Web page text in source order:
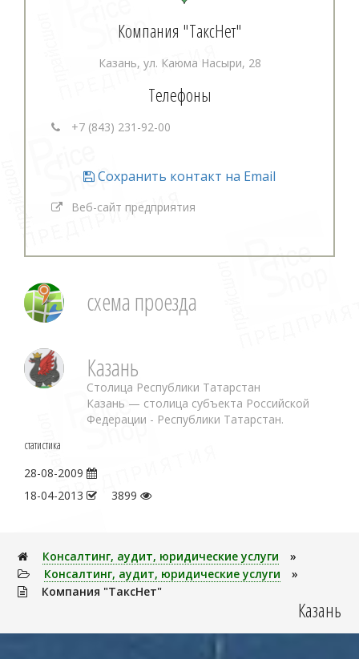
Компания "ТаксНет"
Казань, ул. Каюма Насыри, 28
Телефоны
+7 (843) 231-92-00
Сохранить контакт на Email
Веб-сайт предприятия
схема проезда
Казань
Столица Республики Татарстан
Казань — столица субъекта Российской
Федерации - Республики Татарстан.
статистика
28-08-2009
18-04-2013
3899
Консалтинг, аудит, юридические услуги
»
Консалтинг, аудит, юридические услуги
»
Компания "ТаксНет"
Казань